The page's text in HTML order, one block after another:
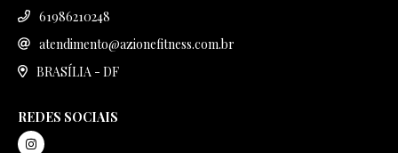
61986210248
atendimento@azionefitness.com.br
BRASÍLIA - DF
REDES SOCIAIS